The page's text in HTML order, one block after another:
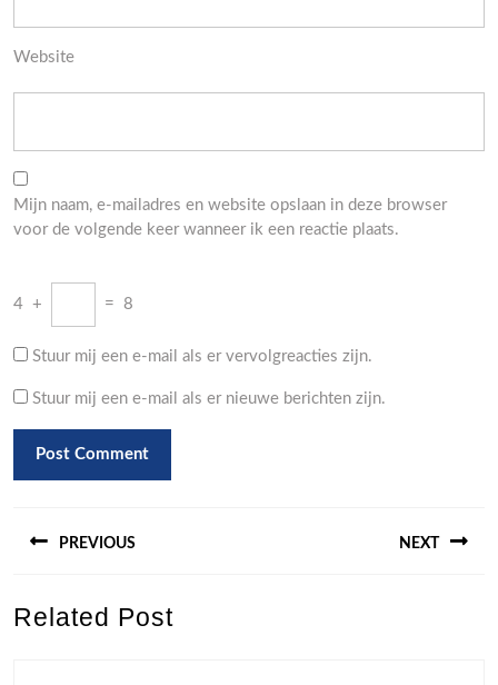
Website
Mijn naam, e-mailadres en website opslaan in deze browser
voor de volgende keer wanneer ik een reactie plaats.
4 + = 8
Stuur mij een e-mail als er vervolgreacties zijn.
Stuur mij een e-mail als er nieuwe berichten zijn.
PREVIOUS
post:
NEXT
Related Post